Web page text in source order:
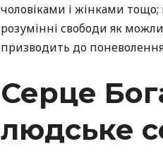
чоловіками і жінками тощо;
розумінні свободи як
призводить до
Серце
людське